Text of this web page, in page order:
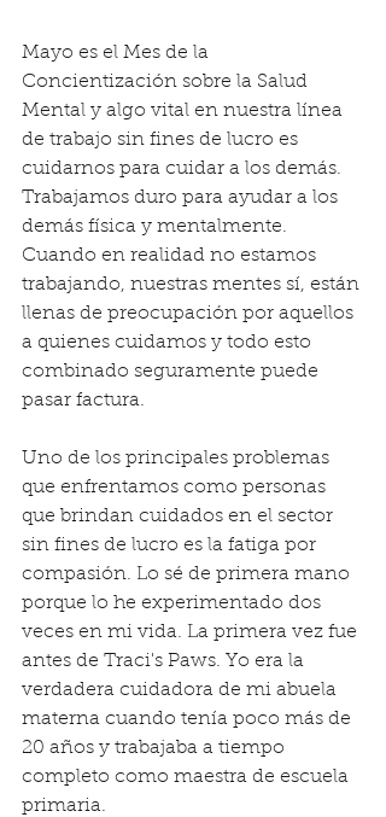
Mayo es el Mes de la
Concientización sobre la Salud
Mental y algo vital en nuestra línea
de trabajo sin fines de lucro es
cuidarnos para cuidar a los demás.
Trabajamos duro para ayudar a los
demás física y mentalmente.
Cuando en realidad no estamos
trabajando, nuestras mentes sí, están
llenas de preocupación por aquellos
a quienes cuidamos y todo esto
combinado seguramente puede
pasar factura.
Uno de los principales problemas
que enfrentamos como personas
que brindan cuidados en el sector
sin fines de lucro es la fatiga por
compasión. Lo sé de primera mano
porque lo he experimentado dos
veces en mi vida. La primera vez fue
antes de Traci's Paws. Yo era la
verdadera cuidadora de mi abuela
materna cuando tenía poco más de
20 años y trabajaba a tiempo
completo como maestra de escuela
primaria.